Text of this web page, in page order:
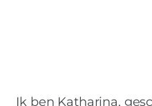
Ik ben Katharina,